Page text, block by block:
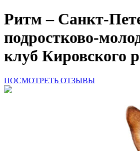
Ритм – Санкт-
подростково-
клуб Кировского
ПОСМОТРЕТЬ ОТЗЫВЫ